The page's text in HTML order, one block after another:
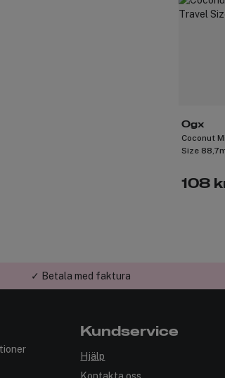
Ogx
Coconut
Size
108
✓ Betala med faktura
Kundservice
Hjälp